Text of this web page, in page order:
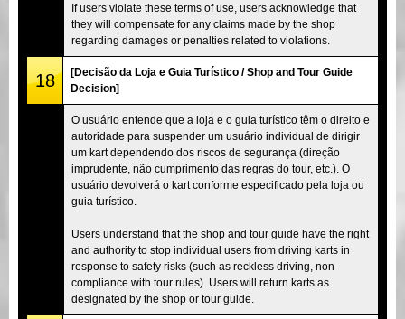
If users violate these terms of use, users acknowledge that
they will compensate for any claims made by the shop
regarding damages or penalties related to violations.
18
[Decisão da Loja e Guia Turístico / Shop and Tour Guide
Decision]
O usuário entende que a loja e o guia turístico têm o direito e
autoridade para suspender um usuário individual de dirigir
um kart dependendo dos riscos de segurança (direção
imprudente, não cumprimento das regras do tour, etc.). O
usuário devolverá o kart conforme especificado pela loja ou
guia turístico.
Users understand that the shop and tour guide have the right
and authority to stop individual users from driving karts in
response to safety risks (such as reckless driving, non-
compliance with tour rules). Users will return karts as
designated by the shop or tour guide.